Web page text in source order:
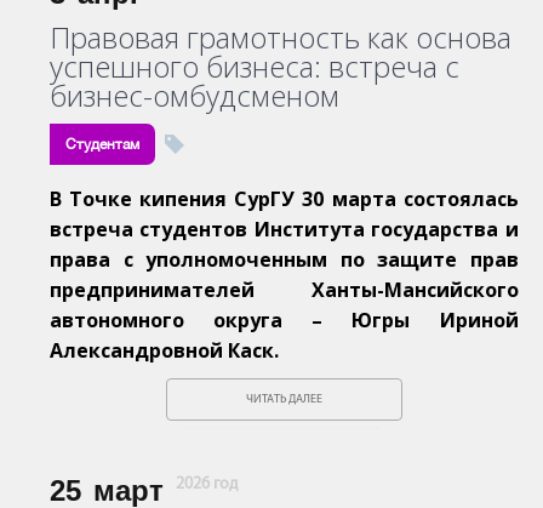
Правовая грамотность как основа
успешного бизнеса: встреча с
бизнес-омбудсменом
Студентам
В Точке кипения СурГУ 30 марта состоялась
встреча студентов Института государства и
права с уполномоченным по защите прав
предпринимателей Ханты-Мансийского
автономного округа – Югры Ириной
Александровной Каск.
ЧИТАТЬ ДАЛЕЕ
25 март 2026 год